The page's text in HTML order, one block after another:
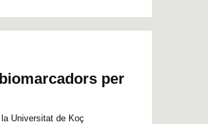
per
Universitat de Koç